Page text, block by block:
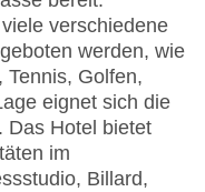
verschiedene
werden, wie
Golfen,
eignet sich die
Das Hotel bietet
im
Billard,